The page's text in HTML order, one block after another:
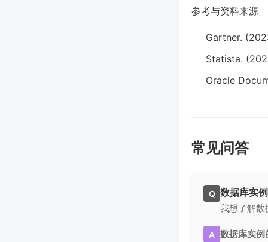
参考与资料来源
Gartner.
Statista.
Oracle
常见问答
Q 数据库实
我想了解数
A 数据库实例